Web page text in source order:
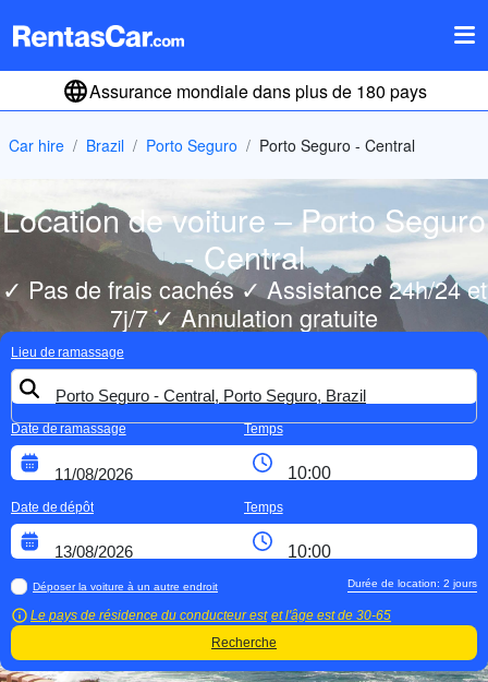
Assurance mondiale dans plus de 180 pays
Car hire Brazil Porto Seguro Porto Seguro - Central
Location de voiture – Porto Seguro
- Central
✓ Pas de frais cachés ✓ Assistance 24h/24 et
7j/7 ✓ Annulation gratuite
Lieu de ramassage
Date de ramassage Temps
Date de dépôt Temps
Déposer la voiture à un autre endroit
Le pays de résidence du conducteur est et l'âge est de 30-65
Durée de location: 2 jours
Recherche